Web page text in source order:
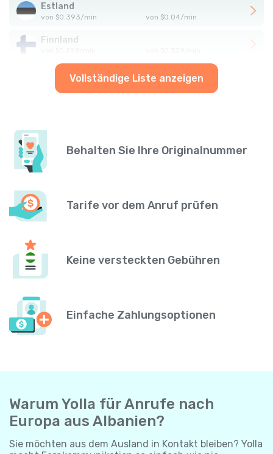
Estland
von $0.393/min von $0.04/min
Finnland
Vollständige Liste anzeigen
Behalten Sie Ihre Originalnummer
Tarife vor dem Anruf prüfen
Keine versteckten Gebühren
Einfache Zahlungsoptionen
Warum Yolla für Anrufe nach
Europa aus Albanien?
Sie möchten aus dem Ausland in Kontakt bleiben? Yolla